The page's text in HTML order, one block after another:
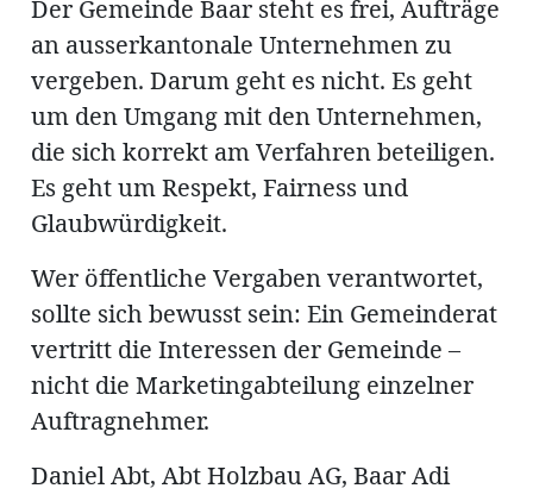
Der Gemeinde Baar steht es frei, Aufträge
an ausserkantonale Unternehmen zu
vergeben. Darum geht es nicht. Es geht
um den Umgang mit den Unternehmen,
die sich korrekt am Verfahren beteiligen.
Es geht um Respekt, Fairness und
Glaubwürdigkeit.
Wer öffentliche Vergaben verantwortet,
sollte sich bewusst sein: Ein Gemeinderat
vertritt die Interessen der Gemeinde –
nicht die Marketingabteilung einzelner
Auftragnehmer.
Daniel Abt, Abt Holzbau AG, Baar Adi